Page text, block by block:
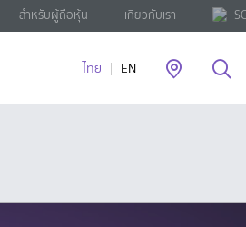
สำหรับผู้ถือหุ้น เกี่ยวกับเรา
ไทย EN